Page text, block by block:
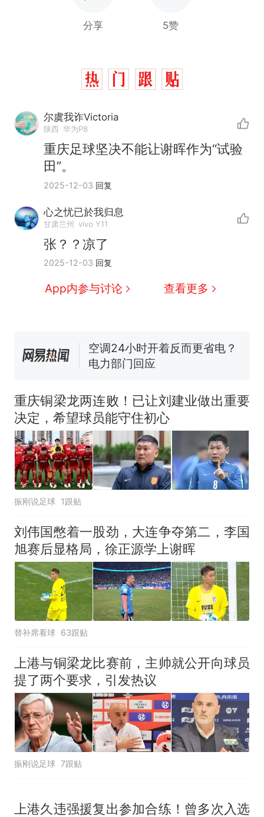
分享 5赞
尔虞我诈Victoria
陕西 华为P8
重庆足球坚决不能让谢晖作为“试验
田”。
2025-12-03 回复
心之忧已於我归息
甘肃兰州 vivo Y11
张？？凉了
2025-12-03 回复
App内参与讨论 查看更多
热 十多万人报名的考试，成绩
全部作废，公平么？
新
家，刚改国名，总统就邀请中
国大使骑行绕了几乎整个国境
线一圈，还曾两次到中国寻根
搬家报价570元，搬到楼下交
空调24小时开着反而更省电？
电力部门回应
的抢着买
热 十多万人报名的考试，成绩
全部作废，公平么？
重庆铜梁龙两连败！已让刘建业做出重要
决定，希望球员能守住初心
振刚说足球 1跟贴
刘伟国憋着一股劲，大连争夺第二，李国
旭赛后显格局，徐正源学上谢晖
替补席看球 63跟贴
上港与铜梁龙比赛前，主帅就公开向球员
提了两个要求，引发热议
振刚说足球 7跟贴
上港久违强援复出参加合练！曾多次入选